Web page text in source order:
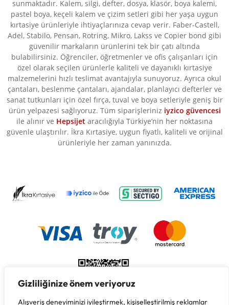
Gizliliğinize önem veriyoruz
Alışveriş deneyiminizi iyileştirmek, kişiselleştirilmiş reklamlar
sunmaktadır. Kalem, silgi, defter, dosya, klasör, boya kalemi,
pastel boya, keçeli kalem ve çizim setleri gibi her yaşa uygun
kırtasiye ürünleriyle ihtiyaçlarınıza cevap verir. Faber-Castell,
Adel, Stabilo, Pensan, Rotring, Mikro, Lakss ve Copier bond gibi
güvenilir markaların ürünlerini tek bir çatı altında
bulabilirsiniz. Öğrenciler, öğretmenler ve ofis çalışanları için
özel olarak seçilen ürünlerle kaliteli ve dayanıklı kırtasiye
malzemelerini hızlı teslimat avantajıyla sunuyoruz. Ayrıca okul
çantaları, beslenme çantaları, ajandalar, planlayıcı defterler ve
sanat tutkunları için özel fırça, tuval ve boya setleriyle geniş bir
ürün yelpazesi sağlıyoruz. Tüm siparişleriniz iyzico güvencesi
ile alınır ve Hepsijet aracılığıyla Türkiye’nin her noktasına
güvenle ulaştırılır. İkra Kırtasiye, uygun fiyatlı, kaliteli ve orijinal
ürünleriyle her zaman yanınızda.